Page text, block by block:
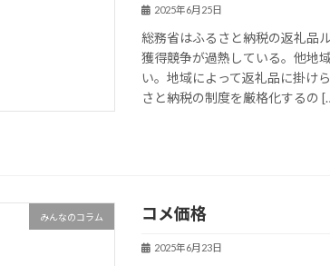
2025年6月25日
総務省はふるさと納税の返礼品
獲得競争が過熱している。他地
い。地域によって返礼品に掛け
さと納税の制度を厳格化するの
みんなのコラム コメ価格
2025年6月23日